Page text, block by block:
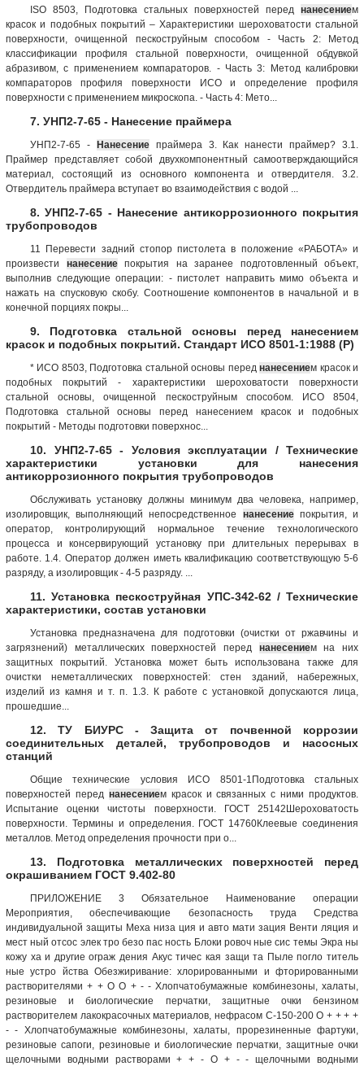
ISO 8503, Подготовка стальных поверхностей перед нанесением
красок и подобных покрытий – Характеристики шероховатости стальной
поверхности, очищенной пескоструйным способом - Часть 2: Метод
классификации профиля стальной поверхности, очищенной обдувкой
абразивом, с применением компараторов. - Часть 3: Метод калибровки
компараторов профиля поверхности ИСО и определение профиля
поверхности с применением микроскопа. - Часть 4: Мето...
7. УНП2-7-65 - Нанесение праймера
УНП2-7-65 - Нанесениепраймера 3. Как нанести праймер? 3.1.
Праймер представляет собой двухкомпонентный самоотверждающийся
материал, состоящий из основного компонента и отвердителя. 3.2.
Отвердитель праймера вступает во взаимодействия с водой ...
8. УНП2-7-65 - Нанесение антикоррозионного покрытия
трубопроводов
11 Перевести задний стопор пистолета в положение «РАБОТА» и
произвести нанесениепокрытия на заранее подготовленный объект,
выполнив следующие операции: - пистолет направить мимо объекта и
нажать на спусковую скобу. Соотношение компонентов в начальной и в
конечной порциях покры...
9. Подготовка стальной основы перед нанесением
красок и подобных покрытий. Стандарт ИСО 8501-1:1988 (Р)
* ИСО 8503, Подготовка стальной основы переднанесением красок и
подобных покрытий - характеристики шероховатости поверхности
стальной основы, очищенной пескоструйным способом. ИСО 8504,
Подготовка стальной основы перед нанесением красок и подобных
покрытий - Методы подготовки поверхнос...
10. УНП2-7-65 - Условия эксплуатации / Технические
характеристики установки для нанесения
антикоррозионного покрытия трубопроводов
Обслуживать установку должны минимум два человека, например,
изолировщик, выполняющий непосредственное нанесениепокрытия, и
оператор, контролирующий нормальное течение технологического
процесса и консервирующий установку при длительных перерывах в
работе. 1.4. Оператор должен иметь квалификацию соответствующую 5-6
разряду, а изолировщик - 4-5 разряду. ...
11. Установка пескоструйная УПС-342-62 / Технические
характеристики, состав установки
Установка предназначена для подготовки (очистки от ржавчины и
загрязнений) металлических поверхностей перед нанесением на них
защитных покрытий. Установка может быть использована также для
очистки неметаллических поверхностей: стен зданий, набережных,
изделий из камня и т. п. 1.3. К работе с установкой допускаются лица,
прошедшие...
12. ТУ БИУРС - Защита от почвенной коррозии
соединительных деталей, трубопроводов и насосных
станций
Общие технические условия ИСО 8501-1Подготовка стальных
поверхностей перед нанесением красок и связанных с ними продуктов.
Испытание оценки чистоты поверхности. ГОСТ 25142Шероховатость
поверхности. Термины и определения. ГОСТ 14760Клеевые соединения
металлов. Метод определения прочности при о...
13. Подготовка металлических поверхностей перед
окрашиванием ГОСТ 9.402-80
ПРИЛОЖЕНИЕ 3 Обязательное Наименование операции
Мероприятия, обеспечивающие безопасность труда Средства
индивидуальной защиты Меха низа ция и авто мати зация Венти ляция и
мест ный отсос элек тро безо пас ность Блоки ровоч ные сис темы Экра ны
кожу ха и другие ограж дения Акус тичес кая защи та Пыле погло титель
ные устро йства Обезжиривание: хлорированными и фторированными
растворителями + + О О + - - Хлопчатобумажные комбинезоны, халаты,
резиновые и биологические перчатки, защитные очки бензином
растворителем лакокрасочных материалов, нефрасом С-150-200 О + + + +
- - Хлопчатобумажные комбинезоны, халаты, прорезиненные фартуки,
резиновые сапоги, резиновые и биологические перчатки, защитные очки
щелочными водными растворами + + - О + - - щелочными водными